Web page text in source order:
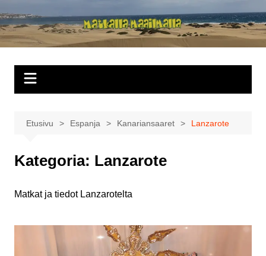
sisältöön
Matkalla
maailmalla
Etusivu Espanja Kanariansaaret Lanzarote
Kategoria: Lanzarote
Matkat ja tiedot Lanzarotelta